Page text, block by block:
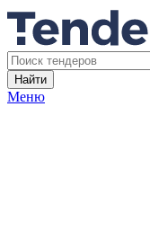
Найти
Меню